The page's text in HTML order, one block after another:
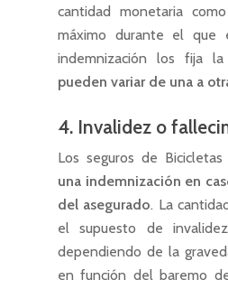
cantidad monetaria
máximo durante el que
indemnización los fija
pueden variar de una a
4. Invalidez o
Los seguros de
una indemnización en
del asegurado. La
el supuesto de
dependiendo de la
en función del baremo